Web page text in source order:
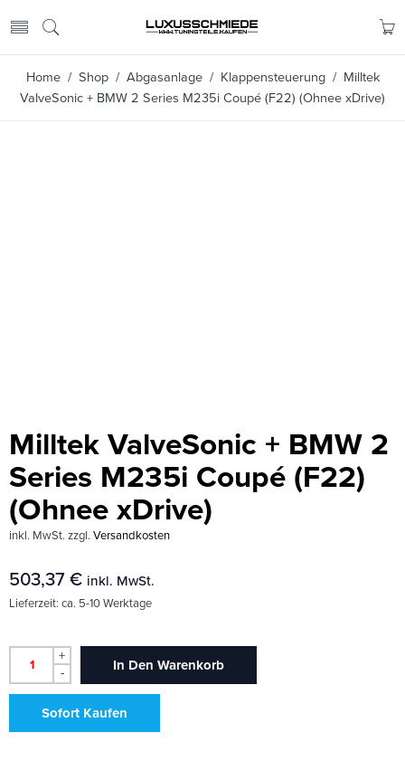
Home/ Shop/ Abgasanlage/ Klappensteuerung/ Milltek
ValveSonic + BMW 2 Series M235i Coupé (F22) (Ohnee xDrive)
Milltek ValveSonic + BMW 2
Series M235i Coupé (F22)
(Ohnee xDrive)
inkl. MwSt. zzgl. Versandkosten
503,37 € inkl. MwSt.
Lieferzeit: ca. 5-10 Werktage
+
-
In Den Warenkorb
Sofort Kaufen